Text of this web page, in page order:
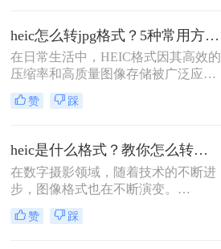
多Windows用户在电脑上无法直接查
看或打开HEIC格式的图片。为此，我
们需要将其转换为更通用的JPG格
式。那么怎么把heic格式免费转换成
jpg呢？以下是几种免费的HEIC转JPG
的方法，供您参考。
heic怎么转jpg格式？5种常用方法详细解析！
在日常生活中，HEIC格式因其高效的
压缩率和高质量图像存储被广泛应用
于苹果设备中。然而，由于其兼容性
较差，许多老旧设备或平台无法直接
看、分享的需求，将HEIC转换为通用
的JPG格式成为常见操作。那么heic怎
么转jpg格式呢？以下是几种常用方法
的详细解析，帮助您高效完成转换。
赞 踩
heic是什么格式？教你怎么转换成jpg方法！
在数字摄影领域，随着技术的不断进
步，图像格式也在不断演变。
HEIC（High Efficiency Image
Container），即高效图像容器格式，
赞 踩